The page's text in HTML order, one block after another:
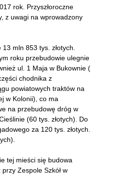
rok. Przyszłoroczne
z uwagi na wprowadzony
mln 853 tys. złotych.
roku przebudowie ulegnie
ul. 1 Maja w Bukownie (
chodnika z
powiatowych traktów na
w Kolonii), co ma
na przebudowę dróg w
(60 tys. złotych). Do
za 120 tys. złotych.
tej mieści się budowa
Zespole Szkół w